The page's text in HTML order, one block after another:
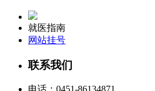
就医指南
网站挂号
联系我们